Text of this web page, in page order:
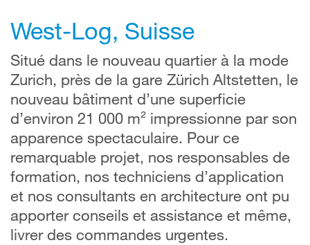
West-Log, Suisse
Situé dans le nouveau quartier à la mode
Zurich, près de la gare Zürich Altstetten, le
nouveau bâtiment d’une superficie
d’environ 21 000 m² impressionne par son
apparence spectaculaire. Pour ce
remarquable projet, nos responsables de
formation, nos techniciens d’application
et nos consultants en architecture ont pu
apporter conseils et assistance et même,
livrer des commandes urgentes.